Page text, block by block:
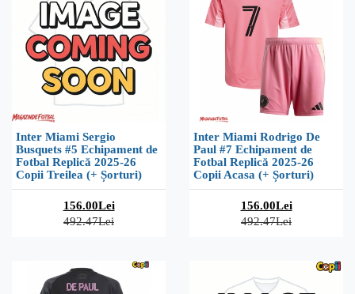
Inter Miami Sergio
Busquets #5 Echipament de
Fotbal Replică 2025-26
Copii Treilea (+ Șorturi)
156.00Lei
492.47Lei
Inter Miami Rodrigo De
Paul #7 Echipament de
Fotbal Replică 2025-26
Copii Acasa (+ Șorturi)
156.00Lei
492.47Lei